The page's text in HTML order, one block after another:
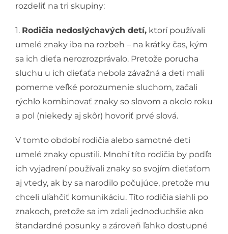
rozdeliť na tri skupiny:
1. Rodičia nedoslýchavých detí,ktorí používali
umelé znaky iba na rozbeh – na krátky čas, kým
sa ich dieťa nerozrozprávalo. Pretože porucha
sluchu u ich dieťaťa nebola závažná a deti mali
pomerne veľké porozumenie sluchom, začali
rýchlo kombinovať znaky so slovom a okolo roku
a pol (niekedy aj skôr) hovoriť prvé slová.
V tomto období rodičia alebo samotné deti
umelé znaky opustili. Mnohí títo rodičia by podľa
ich vyjadrení používali znaky so svojím dieťaťom
aj vtedy, ak by sa narodilo počujúce, pretože mu
chceli uľahčiť komunikáciu. Títo rodičia siahli po
znakoch, pretože sa im zdali jednoduchšie ako
štandardné posunky a zároveň ľahko dostupné